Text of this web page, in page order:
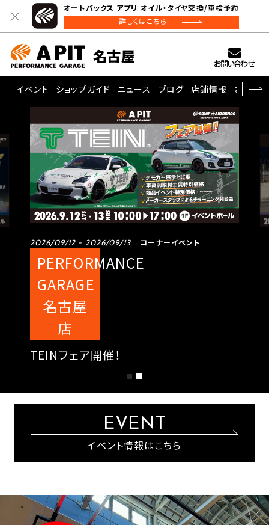
オートバックス アプリ オイル・タイヤ交換/車検予約
詳しくはこちら
お問い合わせ
イベント ショップガイド ニュース ブログ 店舗情報 お問い
2026/09/12 - 2026/09/13 コーナーイベント
PERFORMANCE
GARAGE
名古屋
店
TEINフェア開催！
EVENT
イベント情報はこちら